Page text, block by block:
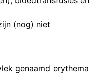
(nog) niet
genaamd erythema